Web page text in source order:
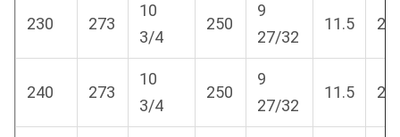
230 273
10
3/4
250
9
27/32
11.5
240 273
10
3/4
250
9
27/32
11.5